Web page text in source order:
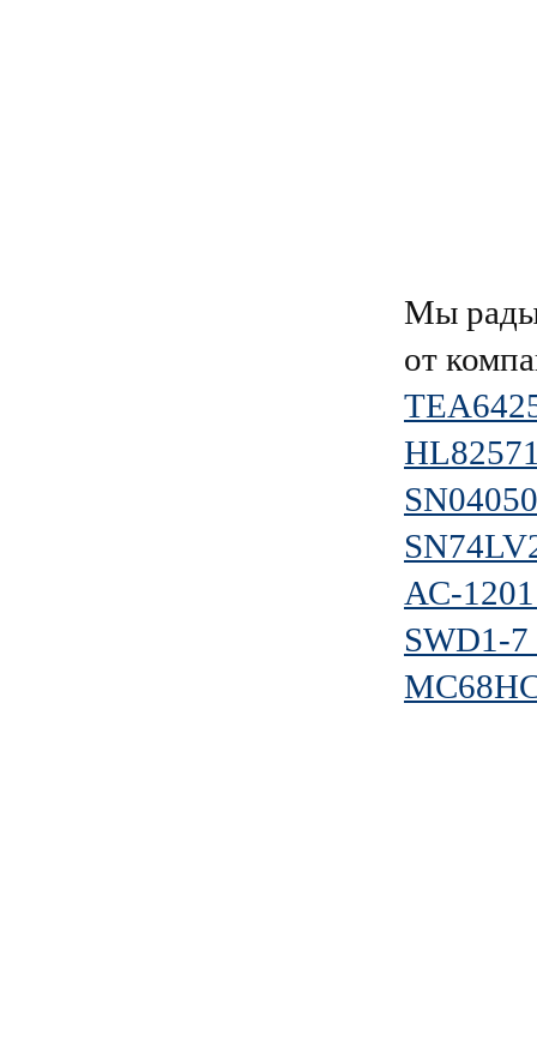
Мы рады
от
АС-
SWD1-